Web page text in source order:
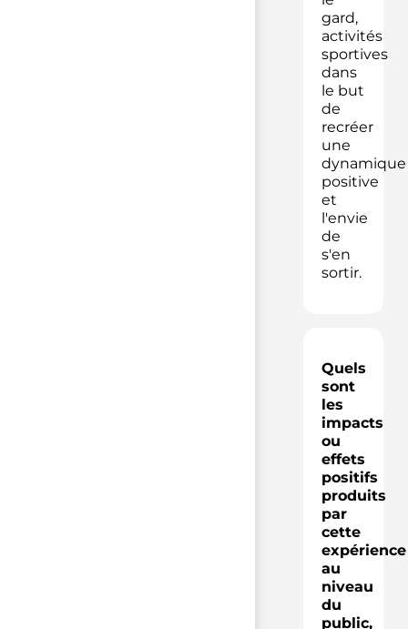
gard,
activités
sportives
dans
le but
de
recréer
une
dynamique
positive
et
l'envie
de
s'en
sortir.
Quels
sont
les
impacts
ou
effets
positifs
produits
par
cette
expérience
au
niveau
du
public,